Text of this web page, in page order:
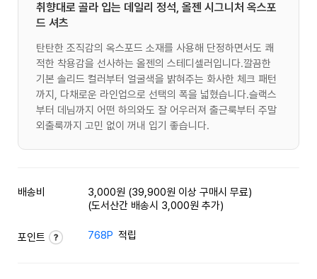
취향대로 골라 입는 데일리 정석, 올젠 시그니처 옥스포
드 셔츠
탄탄한 조직감의 옥스포드 소재를 사용해 단정하면서도 쾌
적한 착용감을 선사하는 올젠의 스테디셀러입니다.깔끔한
기본 솔리드 컬러부터 얼굴색을 밝혀주는 화사한 체크 패턴
까지, 다채로운 라인업으로 선택의 폭을 넓혔습니다.슬랙스
부터 데님까지 어떤 하의와도 잘 어우러져 출근룩부터 주말
외출룩까지 고민 없이 꺼내 입기 좋습니다.
배송비
3,000원 (39,900원 이상 구매시 무료)
(도서산간 배송시 3,000원 추가)
포인트 768P 적립